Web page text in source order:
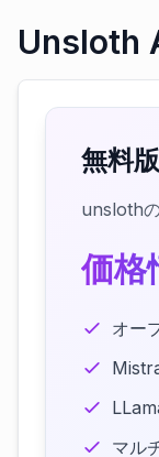
Unsloth
無料版
unsloth
価格
オー
マル